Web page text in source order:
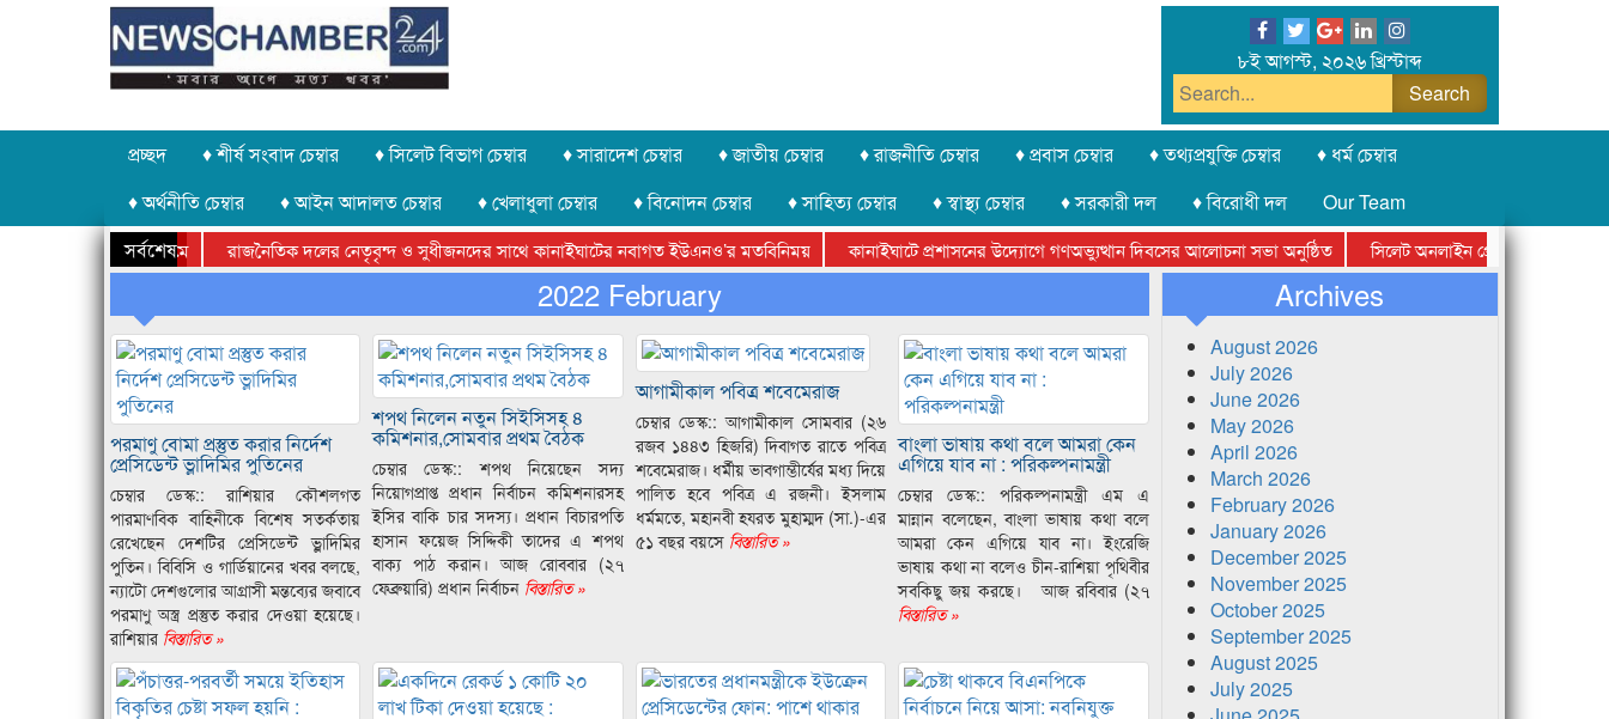
৮ই আগস্ট, ২০২৬ খ্রিস্টাব্দ
প্রচ্ছদ ♦ শীর্ষ সংবাদ চেম্বার ♦ সিলেট বিভাগ চেম্বার ♦ সারাদেশ চেম্বার ♦ জাতীয় চেম্বার ♦ রাজনীতি চেম্বার ♦ প্রবাস চেম্বার ♦ তথ্যপ্রযুক্তি চেম্বার
♦ ধর্ম চেম্বার
♦ অর্থনীতি চেম্বার
♦ আইন আদালত চেম্বার ♦ খেলাধুলা চেম্বার ♦ বিনোদন চেম্বার ♦ সাহিত্য চেম্বার ♦ স্বাস্থ্য চেম্বার ♦ সরকারী দল ♦ বিরোধী দল
Our Team
সর্বশেষরাজনৈতিক দলের নেতৃবৃন্দ ও সুধীজনদের সাথে কানাইঘাটের নবাগত ইউএনও’র মতবিনিময় কানাইঘাটে প্রশাসনের উদ্যোগে গণঅভ্যুত্থান দিবসের আলোচনা সভা অনুষ্ঠিত
সিলেট অনলাইন প্রেসক্লাবের পুরস্কার
সিলেটে বাংলাদেশ গ্রুপ থিয়েটার ফেডারেশানের বিভাগীয় অভিনয় কর্মশালা সম্পন্ন
2022 February
পরমাণু বোমা প্রস্তুত করার নির্দেশ
প্রেসিডেন্ট ভ্লাদিমির পুতিনের
চেম্বার ডেস্ক:: রাশিয়ার কৌশলগত
পারমাণবিক বাহিনীকে বিশেষ সতর্কতায়
রেখেছেন দেশটির প্রেসিডেন্ট ভ্লাদিমির
পুতিন। বিবিসি ও গার্ডিয়ানের খবর বলছে,
ন্যাটো দেশগুলোর আগ্রাসী মন্তব্যের জবাবে
পরমাণু অস্ত্র প্রস্তুত করার দেওয়া হয়েছে।
রাশিয়ার বিস্তারিত »
শপথ নিলেন নতুন সিইসিসহ ৪
কমিশনার,সোমবার প্রথম বৈঠক
চেম্বার ডেস্ক:: শপথ নিয়েছেন সদ্য
নিয়োগপ্রাপ্ত প্রধান নির্বাচন কমিশনারসহ
ইসির বাকি চার সদস্য। প্রধান বিচারপতি
হাসান ফয়েজ সিদ্দিকী তাদের এ শপথ
বাক্য পাঠ করান। আজ রোববার (২৭
ফেব্রুয়ারি) প্রধান নির্বাচন বিস্তারিত »
আগামীকাল পবিত্র শবেমেরাজ
চেম্বার ডেস্ক:: আগামীকাল সোমবার (২৬
রজব ১৪৪৩ হিজরি) দিবাগত রাতে পবিত্র
শবেমেরাজ। ধর্মীয় ভাবগাম্ভীর্যের মধ্য দিয়ে
পালিত হবে পবিত্র এ রজনী। ইসলাম
ধর্মমতে, মহানবী হযরত মুহাম্মদ (সা.)-এর
৫১ বছর বয়সেবিস্তারিত »
বাংলা ভাষায় কথা বলে আমরা কেন
এগিয়ে যাব না : পরিকল্পনামন্ত্রী
চেম্বার ডেস্ক:: পরিকল্পনামন্ত্রী এম এ
মান্নান বলেছেন, বাংলা ভাষায় কথা বলে
আমরা কেন এগিয়ে যাব না। ইংরেজি
ভাষায় কথা না বলেও চীন-রাশিয়া পৃথিবীর
সবকিছু জয় করছে। আজ রবিবার (২৭
বিস্তারিত »
Archives
August 2026
July 2026
June 2026
May 2026
April 2026
March 2026
February 2026
January 2026
December 2025
November 2025
October 2025
September 2025
August 2025
July 2025